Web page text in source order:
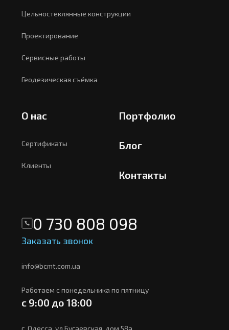
Цельностеклянные конструкции
Проектирование
Сервисные работы
Геодезическая съёмка
О нас
Сертификаты
Клиенты
Портфолио
Блог
Контакты
0 730 808 098
Заказать звонок
info@bcmt.com.ua
Работаем с понедельника по пятницу
с 9:00 до 18:00
г. Одесса, ул.Бугаевская, дом 58а